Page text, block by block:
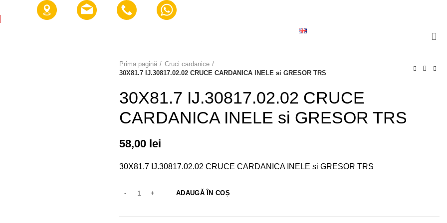
Prima pagină
Cruci cardanice
30X81.7 IJ.30817.02.02 CRUCE CARDANICA INELE si GRESOR TRS
30X81.7 IJ.30817.02.02 CRUCE
CARDANICA INELE si GRESOR TRS
58,00 lei
30X81.7 IJ.30817.02.02 CRUCE CARDANICA INELE si GRESOR TRS
ADAUGĂ ÎN COȘ